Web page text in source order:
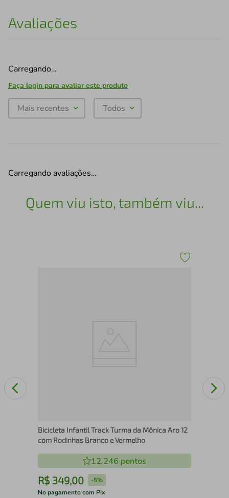
Avaliações
Carregando…
Faça login para avaliar este produto
Mais recentes Todos
Carregando avaliações…
Quem viu isto, também viu...
Bicicleta Infantil Track Turma da Mônica Aro 12
com Rodinhas Branco e Vermelho
12.246 pontos
R$ 349,00 -5%
No pagamento com Pix